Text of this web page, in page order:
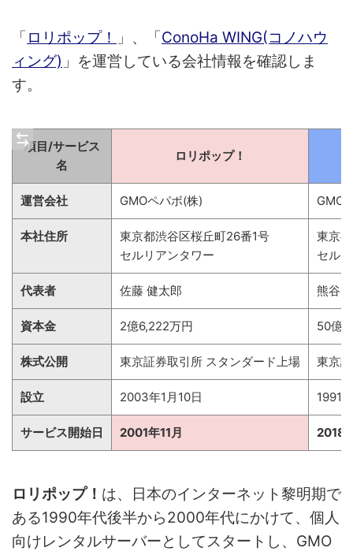
「 ロリポップ！ 」、「ConoHa WING(コノハウ
ィング) 」を運営している会社情報を確認しま
す。
項目/サービス
名
ロリポップ！
運営会社 GMOペパボ(株) GMO
本社住所
東京都渋谷区桜丘町26番1号
セルリアンタワー
東京
セル
代表者 佐藤 健太郎 熊谷
資本金 2億6,222万円 50億
株式公開 東京証券取引所 スタンダード上場 東京
設立 2003年1月10日 1991
サービス開始日 2001年11月 2018
ロリポップ！ は、日本のインターネット黎明期で
ある1990年代後半から2000年代にかけて、個人
向けレンタルサーバーとしてスタートし、GMO